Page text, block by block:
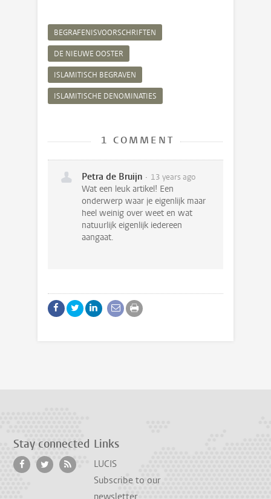
BEGRAFENISVOORSCHRIFTEN
DE NIEUWE OOSTER
ISLAMITISCH BEGRAVEN
ISLAMITISCHE DENOMINATIES
1 COMMENT
Petra de Bruijn 13 years ago
Wat een leuk artikel! Een
onderwerp waar je eigenlijk maar
heel weinig over weet en wat
natuurlijk eigenlijk iedereen
aangaat.
Stay connected Links
LUCIS
Subscribe to our
newsletter